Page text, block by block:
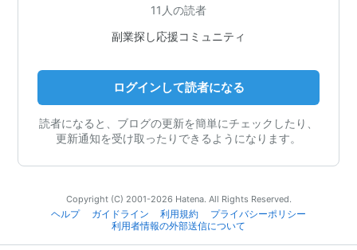
11人の読者
副業探し応援コミュニティ
ログインして読者になる
読者になると、ブログの更新を簡単にチェックしたり、
更新通知を受け取ったりできるようになります。
Copyright (C) 2001-2026 Hatena. All Rights Reserved.
ヘルプ
ガイドライン 利用規約
プライバシーポリシー
利用者情報の外部送信について